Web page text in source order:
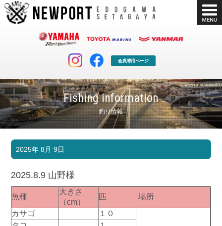
会員専用ページ
Fishing information
釣り情報
マリンクラブ
マリンライフを堪能したい！
ボート販売
ボート免許
長年の実績と信頼！
店舗情報 公式ブログ
2025年 8月 9日
2025.8.9 山野様
魚種
大きさ
（cm）
匹
場所
カサゴ
１０